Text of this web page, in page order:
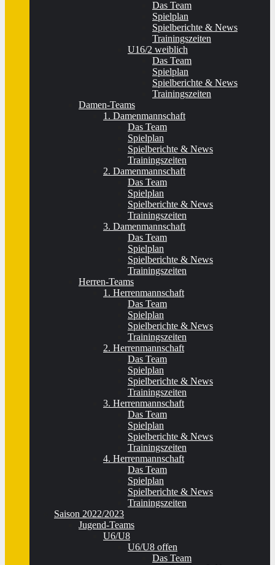
Das Team
Spielplan
Spielberichte & News
Trainingszeiten
U16/2 weiblich
Das Team
Spielplan
Spielberichte & News
Trainingszeiten
Damen-Teams
1. Damenmannschaft
Das Team
Spielplan
Spielberichte & News
Trainingszeiten
2. Damenmannschaft
Das Team
Spielplan
Spielberichte & News
Trainingszeiten
3. Damenmannschaft
Das Team
Spielplan
Spielberichte & News
Trainingszeiten
Herren-Teams
1. Herrenmannschaft
Das Team
Spielplan
Spielberichte & News
Trainingszeiten
2. Herrenmannschaft
Das Team
Spielplan
Spielberichte & News
Trainingszeiten
3. Herrenmannschaft
Das Team
Spielplan
Spielberichte & News
Trainingszeiten
4. Herrenmannschaft
Das Team
Spielplan
Spielberichte & News
Trainingszeiten
Saison 2022/2023
Jugend-Teams
U6/U8
U6/U8 offen
Das Team